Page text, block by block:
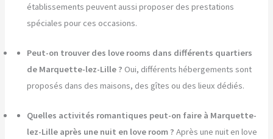
établissements peuvent aussi proposer des prestations
spéciales pour ces occasions.
Peut-on trouver des love rooms dans différents quartiers
de Marquette-lez-Lille ? Oui, différents hébergements sont
proposés dans des maisons, des gîtes ou des lieux dédiés.
Quelles activités romantiques peut-on faire à Marquette-
lez-Lille après une nuit en love room ? Après une nuit en love